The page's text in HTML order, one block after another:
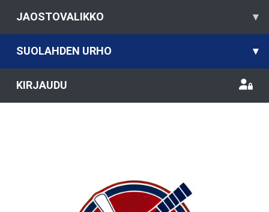
JAOSTOVALIKKO ▾
SUOLAHDEN URHO ▾
KIRJAUDU